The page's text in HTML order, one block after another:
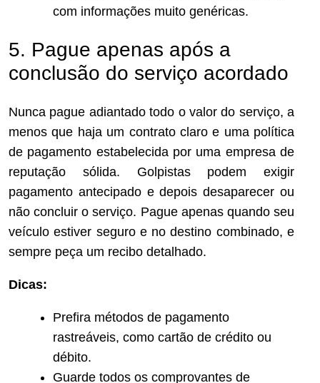
com informações muito genéricas.
5. Pague apenas após a
conclusão do serviço acordado
Nunca pague adiantado todo o valor do serviço, a
menos que haja um contrato claro e uma política
de pagamento estabelecida por uma empresa de
reputação sólida. Golpistas podem exigir
pagamento antecipado e depois desaparecer ou
não concluir o serviço. Pague apenas quando seu
veículo estiver seguro e no destino combinado, e
sempre peça um recibo detalhado.
Dicas:
Prefira métodos de pagamento
rastreáveis, como cartão de crédito ou
débito.
Guarde todos os comprovantes de